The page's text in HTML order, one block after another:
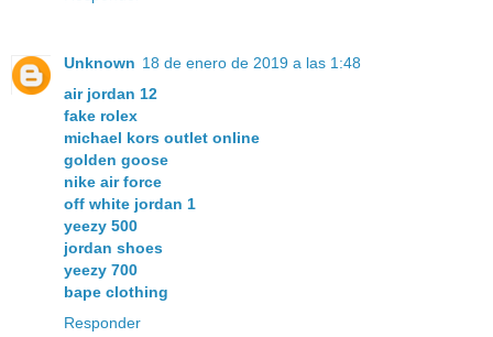
Unknown 18 de enero de 2019 a las 1:48
air jordan 12
fake rolex
michael kors outlet online
golden goose
nike air force
off white jordan 1
yeezy 500
jordan shoes
yeezy 700
bape clothing
Responder